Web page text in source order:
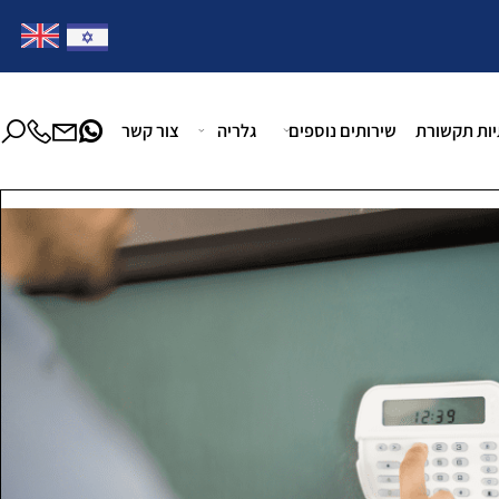
office@homatmagen.com
תקשורת שירותים נוספים גלריה צור קשר